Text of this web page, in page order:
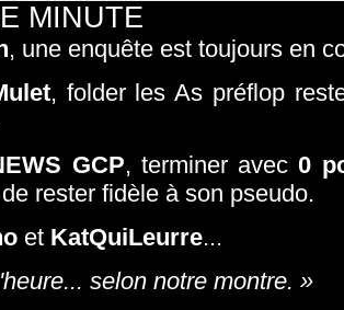
MINUTE
, une enquête est toujours en
, folder les As préflop
GCP, terminer avec0
rester fidèle à son pseudo.
et KatQuiLeurre...
selon notre montre. »